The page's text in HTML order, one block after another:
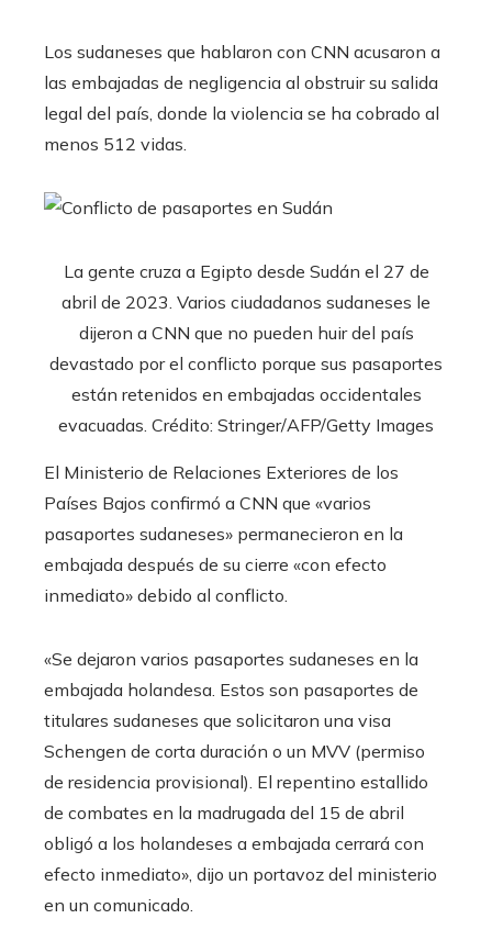
Los sudaneses que hablaron con CNN acusaron a
las embajadas de negligencia al obstruir su salida
legal del país, donde la violencia se ha cobrado al
menos 512 vidas.
La gente cruza a Egipto desde Sudán el 27 de
abril de 2023. Varios ciudadanos sudaneses le
dijeron a CNN que no pueden huir del país
devastado por el conflicto porque sus pasaportes
están retenidos en embajadas occidentales
evacuadas. Crédito: Stringer/AFP/Getty Images
El Ministerio de Relaciones Exteriores de los
Países Bajos confirmó a CNN que «varios
pasaportes sudaneses» permanecieron en la
embajada después de su cierre «con efecto
inmediato» debido al conflicto.
«Se dejaron varios pasaportes sudaneses en la
embajada holandesa. Estos son pasaportes de
titulares sudaneses que solicitaron una visa
Schengen de corta duración o un MVV (permiso
de residencia provisional). El repentino estallido
de combates en la madrugada del 15 de abril
obligó a los holandeses a embajada cerrará con
efecto inmediato», dijo un portavoz del ministerio
en un comunicado.